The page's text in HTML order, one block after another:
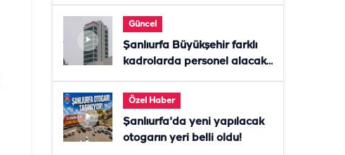
Güncel
Şanlıurfa Büyükşehir farklı
kadrolarda personel alacak!
Özel Haber
Şanlıurfa'da yeni yapılacak
otogarın yeri belli oldu!